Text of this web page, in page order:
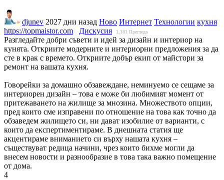
djunev 2027 дни назад Ново Интернет Технологии кухня
https://topmaistor.com
Дискусия 1,181 Прегледа
Разгледайте добри съвети и идей за дизайн и интериор на
кунята. Откриите модерните и интериорни предложения за да
сте в крак с времето. Откриите добър екип от майстори за
ремонт на вашата кухня.
Говорейки за домашно обзавеждане, неминуемо се сещаме за
интериорен дизайн – това е може би любимият момент от
притежаването на жилище за мнозина. Множеството опции,
пред които сме изправени по отношение на това как точно да
обзаведем жилището си, ни дават изобилие от варианти, с
които да експертиментираме. В днешната статия ще
акцентираме вниманието си върху нашата кухня –
съществуват редица начини, чрез които бихме могли да
внесем новости и разнообразие в това така важно помещение
от дома.
4